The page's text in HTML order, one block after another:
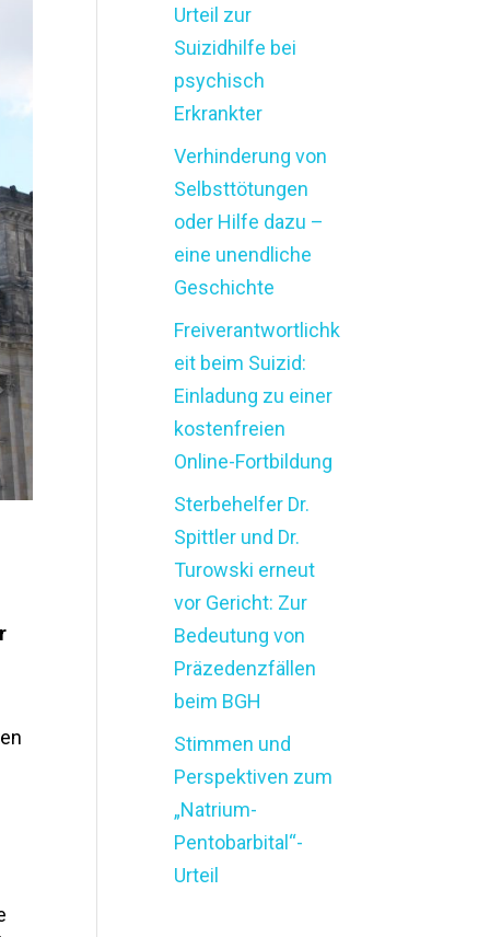
Urteil zur
Suizidhilfe bei
psychisch
Erkrankter
Verhinderung von
Selbsttötungen
oder Hilfe dazu –
eine unendliche
Geschichte
Freiverantwortlichk
eit beim Suizid:
Einladung zu einer
kostenfreien
Online-Fortbildung
Sterbehelfer Dr.
Spittler und Dr.
Turowski erneut
vor Gericht: Zur
Bedeutung von
Präzedenzfällen
beim BGH
Stimmen und
Perspektiven zum
„Natrium-
Pentobarbital“-
Urteil